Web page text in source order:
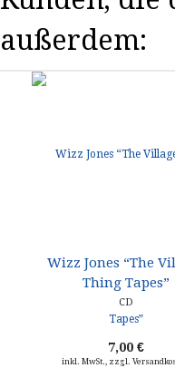
außerdem:
Wizz Jones “The
Thing Tapes”
CD
7,00 €
inkl. MwSt., zzgl.